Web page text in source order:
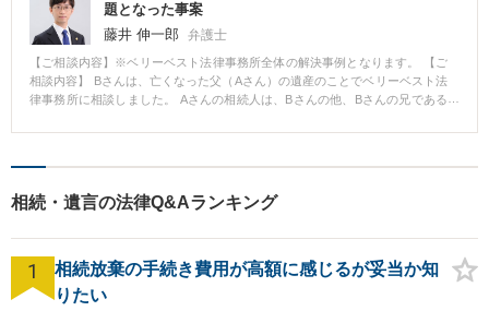
題となった事案
藤井 伸一郎
弁護士
【ご相談内容】※ベリーベスト法律事務所全体の解決事例となります。 【ご
相談内容】 Bさんは、亡くなった父（Aさん）の遺産のことでベリーベスト法
律事務所に相談しました。 Aさんの相続人は、Bさんの他、Bさんの兄である
円があります。 Aさんは、Bさんの結婚当時、自宅の建築資金として1500万円
こで、Bさんは、遺産のことを兄弟で話し合ったところ、兄のCさんは「俺が
長男で呉服家業を行ってきたのだから俺が相続する。お前は、生前から父か
うすればよいかわからないということでベリーベスト法律事務所に相談にき
ました。 【ベリーベストの対応とその結果】 遺産分割に関する事情を弁護士
が聞くと、Bさんは、「確かに、兄には家業を継いでもらった点では感謝して
相続・遺言の法律Q&Aランキング
1
相続放棄の手続き費用が高額に感じるが妥当か知
りたい